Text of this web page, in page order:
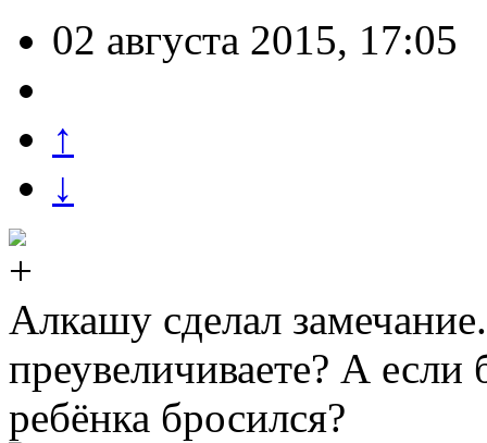
02 августа 2015, 17:05
↑
↓
Алкашу сделал
преувеличиваете? А
ребёнка бросился?